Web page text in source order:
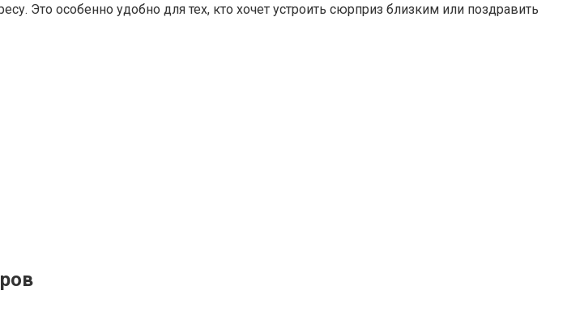
Это особенно удобно для тех, кто хочет устроить сюрприз близким или поздравить